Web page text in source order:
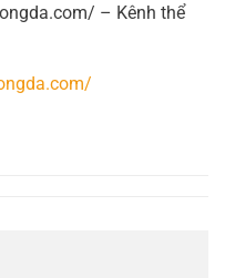
– Kênh thể